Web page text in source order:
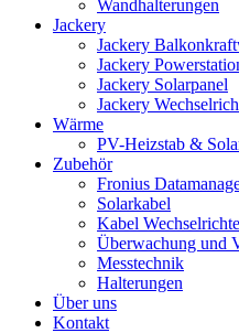
Wandhalterungen
Jackery
Jackery
Jackery
Jackery Solarpanel
Jackery
Wärme
PV-Heizstab &
Zubehör
Fronius
Solarkabel
Kabel
Überwachung und
Messtechnik
Halterungen
Über uns
Kontakt